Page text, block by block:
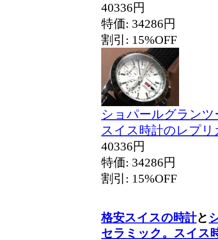
40336円
特価: 34286円
割引: 15%OFF
ショパールグラン
スイス時計のレプリ
40336円
特価: 34286円
割引: 15%OFF
格安スイスの時計と
セラミック。スイス